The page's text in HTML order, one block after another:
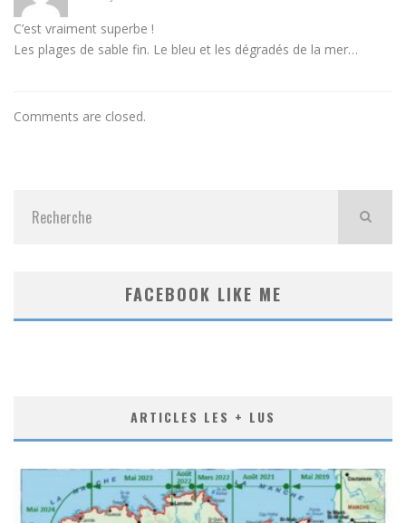
C’est vraiment superbe !
Les plages de sable fin. Le bleu et les dégradés de la mer…
Comments are closed.
FACEBOOK LIKE ME
ARTICLES LES + LUS